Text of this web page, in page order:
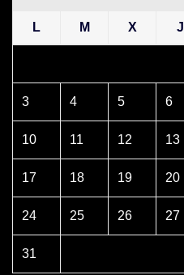
L M X J
3 4 5 6
10 11 12 13
17 18 19 20
24 25 26 27
31